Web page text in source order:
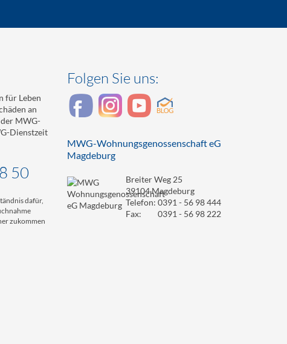
für Leben
an
MWG-
Dienstzeit
50
dafür,
zukommen
Folgen Sie uns:
MWG-Wohnungsgenossenschaft eG
Magdeburg
Breiter Weg 25
39104 Magdeburg
Telefon: 0391 - 56 98 444
Fax:
0391 - 56 98 222